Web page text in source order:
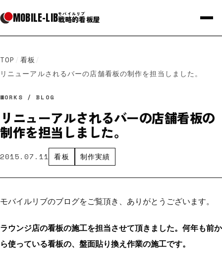
MOBILE-LIBモバイルリブ
戦略的看板屋
TOP / 看板 /
リニューアルされるバーの店舗看板の制作を担当しました。
WORKS / BLOG
リニューアルされるバーの店舗看板の
制作を担当しました。
2015.07.11 看板 制作実績
モバイルリブのブログをご覧頂き、ありがとうございます。
ラウンジ店の看板の施工を担当させて頂きました。何年も前か
ら使っている看板の、盤面貼り換え作業の施工です。